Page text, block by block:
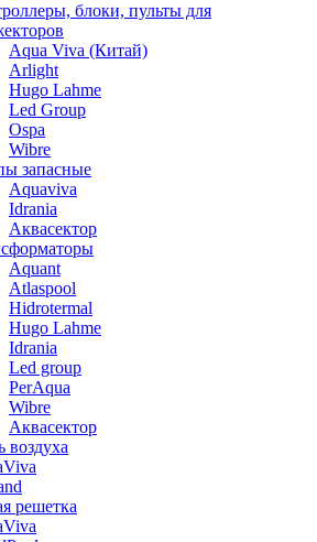
блоки, пульты для
Aqua Viva (Китай)
Arlight
Hugo Lahme
Led Group
Ospa
Wibre
запасные
Aquaviva
Idrania
Аквасектор
Aquant
Atlaspool
Hidrotermal
Hugo Lahme
Idrania
Led group
PerAqua
Wibre
Аквасектор
воздуха
решетка